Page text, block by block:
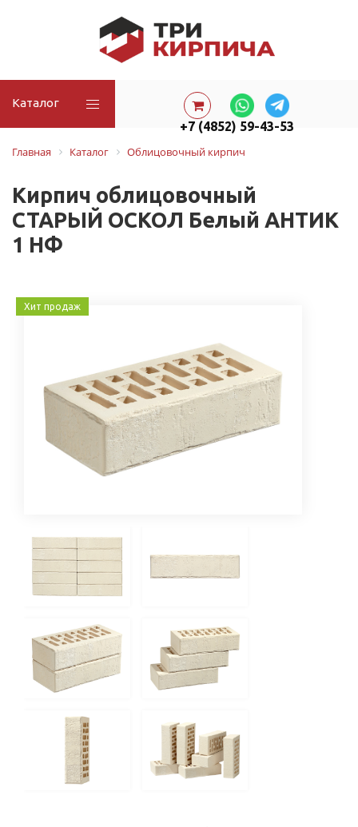
Каталог
+7 (4852) 59-43-53
Главная
Каталог Облицовочный кирпич
Кирпич облицовочный
СТАРЫЙ ОСКОЛ Белый АНТИК
1 НФ
Хит продаж